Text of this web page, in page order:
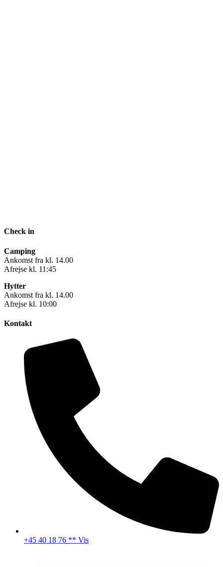
Check in
Camping
Ankomst fra kl. 14.00
Afrejse kl. 11:45
Hytter
Ankomst fra kl. 14.00
Afrejse kl. 10:00
Kontakt
+45 40 18 76 ** Vis